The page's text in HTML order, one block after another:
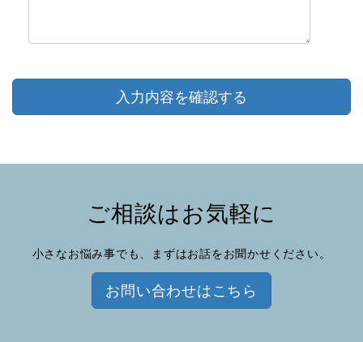
ご相談はお気軽に
小さなお悩み事でも、まずはお話をお聞かせください。
お問い合わせはこちら